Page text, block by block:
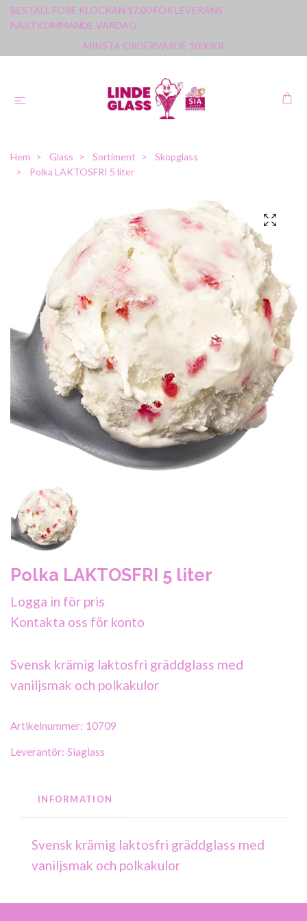
BESTÄLL FÖRE KLOCKAN 17.00 FÖR LEVERANS
NÄSTKOMMANDE VARDAG
MINSTA ORDERVÄRDE 1000KR
Hem Glass Sortiment
Skopglass
Polka LAKTOSFRI 5 liter
Polka LAKTOSFRI 5 liter
Logga in för pris
Kontakta oss för konto
Svensk krämig laktosfri gräddglass med
vaniljsmak och polkakulor
Artikelnummer: 10709
Leverantör: Siaglass
INFORMATION
Svensk krämig laktosfri gräddglass med
vaniljsmak och polkakulor